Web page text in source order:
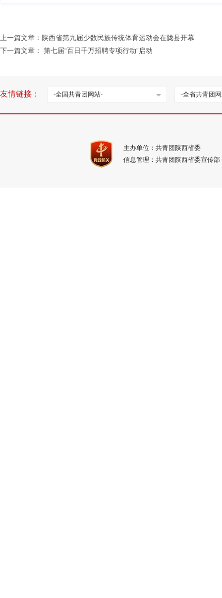
上一篇文章： 陕西省第九届少数民族传统体育运动会在陇县开幕
下一篇文章：
第七届“百日千万招聘专项行动”启动
友情链接： -全国共青团网站- -全省共青团
主办单位：共青团陕西省委
信息管理：共青团陕西省委宣传部